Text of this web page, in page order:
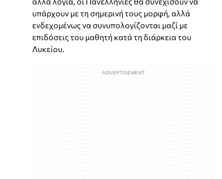
υπάρχουν με τη σημερινή τους μορφή, αλλά
ενδεχομένως να συνυπολογίζονται μαζί με
επιδόσεις του μαθητή κατά τη διάρκεια του
Λυκείου.